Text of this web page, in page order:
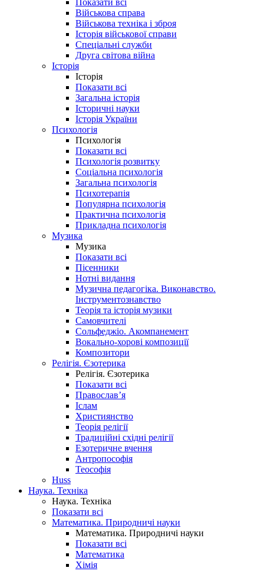
Показати всі
Військова справа
Військова техніка і зброя
Історія військової справи
Спеціальні служби
Друга світова війна
Історія
Історія
Показати всі
Загальна історія
Історичні науки
Історія України
Психологія
Психологія
Показати всі
Психологія розвитку
Соціальна психологія
Загальна психологія
Психотерапія
Популярна психологія
Практична психологія
Прикладна психологія
Музика
Музика
Показати всі
Пісенники
Нотні видання
Музична педагогіка. Виконавство.
Інструментознавство
Теорія та історія музики
Самовчителі
Сольфеджіо. Акомпанемент
Вокально-хорові композиції
Композитори
Релігія. Єзотерика
Релігія. Єзотерика
Показати всі
Православ’я
Іслам
Християнство
Теорія релігії
Традиційні східні релігії
Езотеричне вчення
Антропософія
Теософія
Huss
Наука. Техніка
Наука. Техніка
Показати всі
Математика. Природничі науки
Математика. Природничі науки
Показати всі
Математика
Хімія